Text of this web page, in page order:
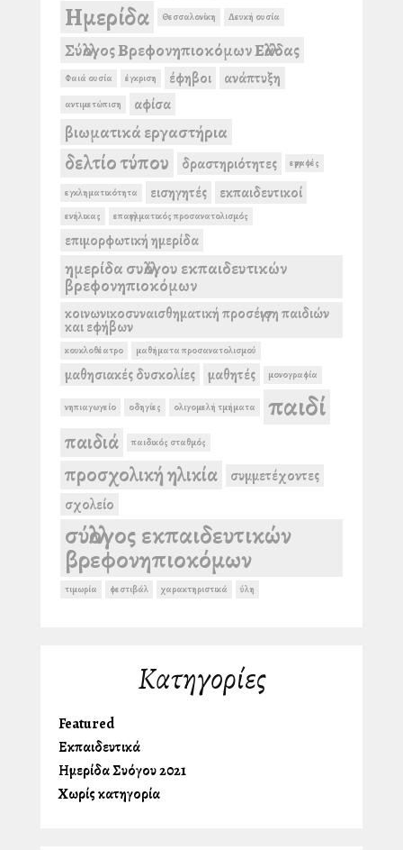
Ημερίδα Θεσσαλονίκη Λευκή ουσία
Σύλλογος Βρεφονηπιοκόμων Ελλάδας
Φαιά ουσία έγκριση έφηβοι ανάπτυξη
αντιμετώπιση αφίσα
βιωματικά εργαστήρια
δελτίο τύπου δραστηριότητες εγγραφές
εγκληματικότητα εισηγητές εκπαιδευτικοί
ενήλικας επαγγελματικός προσανατολισμός
επιμορφωτική ημερίδα
ημερίδα συλλόγου εκπαιδευτικών
βρεφονηπιοκόμων
κοινωνικοσυναισθηματική προσέγγιση παιδιών
και εφήβων
κουκλοθέατρο μαθήματα προσανατολισμού
μαθησιακές δυσκολίες μαθητές μονογραφία
νηπιαγωγείο οδηγίες ολιγομελή τμήματα παιδί
παιδιά παιδικός σταθμός
προσχολική ηλικία
συμμετέχοντες
σχολείο
σύλλογος εκπαιδευτικών
βρεφονηπιοκόμων
τιμωρία φεστιβάλ χαρακτηριστικά ύλη
Kατηγορίες
Featured
Εκπαιδευτικά
Ημερίδα Συλλόγου 2021
Χωρίς κατηγορία